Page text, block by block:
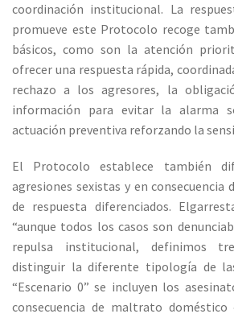
coordinación institucional. La
promueve este Protocolo recoge
básicos, como son la atención
ofrecer una respuesta rápida,
rechazo a los agresores, la
información para evitar la alarma
actuación preventiva reforzando la
El Protocolo establece también
agresiones sexistas y en consecuencia
de respuesta diferenciados.
“aunque todos los casos son
repulsa institucional, definimos
distinguir la diferente tipología de
“Escenario 0” se incluyen los
consecuencia de maltrato doméstico